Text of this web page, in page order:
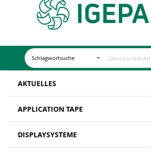
AKTUELLES
APPLICATION TAPE
DISPLAYSYSTEME